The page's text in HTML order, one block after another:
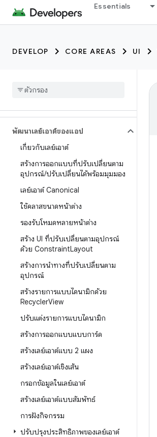
Essentials
DEVELOP CORE AREAS UI
พัฒนาเลย์เอาต์ของแอป
เกี่ยวกับเลย์เอาต์
สร้างการออกแบบที่ปรับเปลี่ยนตาม
อุปกรณ์/ปรับเปลี่ยนได้พร้อมมุมมอง
เลย์เอาต์ Canonical
ใช้คลาสขนาดหน้าต่าง
รองรับโหมดหลายหน้าต่าง
สร้าง UI ที่ปรับเปลี่ยนตามอุปกรณ์
ด้วย ConstraintLayout
สร้างการนําทางที่ปรับเปลี่ยนตาม
อุปกรณ์
สร้างรายการแบบไดนามิกด้วย
RecyclerView
ปรับแต่งรายการแบบไดนามิก
สร้างการออกแบบแบบการ์ด
สร้างเลย์เอาต์แบบ 2 แผง
สร้างเลย์เอาต์เชิงเส้น
กรอกข้อมูลในเลย์เอาต์
สร้างเลย์เอาต์แบบสัมพัทธ์
การฝังกิจกรรม
ปรับปรุงประสิทธิภาพของเลย์เอาต์